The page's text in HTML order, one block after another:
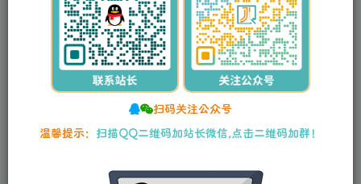
【VIP】普通会员 Y币3 【SVIP】至尊会员
立即购买
您当前未登录！建议登录后购买，可保存购买订单。
本站资源均为作者特供和网友推荐收集整理而来，仅供学习和研究使
用，请在下载后24小时内删除，谢谢合作！
扫码关注公众号
温馨提示： 扫描QQ二维码加站长微信,点击二维码加群！